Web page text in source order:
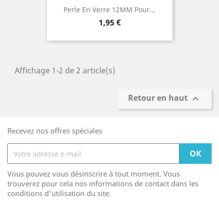
Perle En Verre 12MM Pour...
Prix
1,95 €
Affichage 1-2 de 2 article(s)
Retour en haut 
Recevez nos offres spéciales
Vous pouvez vous désinscrire à tout moment. Vous
trouverez pour cela nos informations de contact dans les
conditions d'utilisation du site.